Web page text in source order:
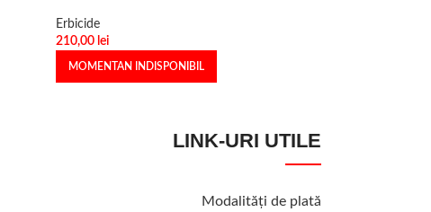
Erbicide
210,00 lei
MOMENTAN INDISPONIBIL
LINK-URI UTILE
Modalităţi de plată